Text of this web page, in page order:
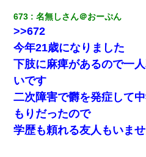
673 名無しさん＠おーぷん
>>672
今年21歳になりました
下肢に麻痺があるので一
いです
二次障害で欝を発症して
もりだったので
学歴も頼れる友人もいま